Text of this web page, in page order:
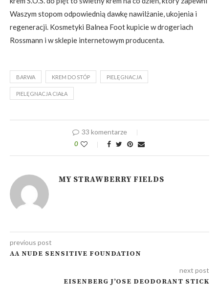
Waszym stopom odpowiednią dawkę nawilżanie, ukojenia i
regeneracji. Kosmetyki Balnea Foot kupicie w drogeriach
Rossmann i w sklepie internetowym producenta.
BARWA KREM DO STÓP PIELĘGNACJA
PIELĘGNACJA CIAŁA
33 komentarze
0
MY STRAWBERRY FIELDS
previous post
AA NUDE SENSITIVE FOUNDATION
next post
EISENBERG J’OSE DEODORANT STICK